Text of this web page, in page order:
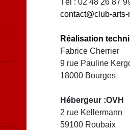
Tél : 02 48 26 87
contact@club-
Réalisation
Fabrice Cherrier
9 rue Pauline
18000 Bourges
Hébergeur :OVH
2 rue Kellermann
59100 Roubaix